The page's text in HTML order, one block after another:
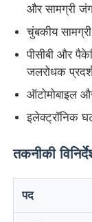
हमसे संपर्क करें
एक बोली का
प्रयोगशाला
पर्यावरण परीक्षण
और सामग्री जंग
चुंबकीय
पीसीबी और
जलरोधक
ऑटोमोबाइल
इलेक्ट्रॉनिक
तकनीकी
पद